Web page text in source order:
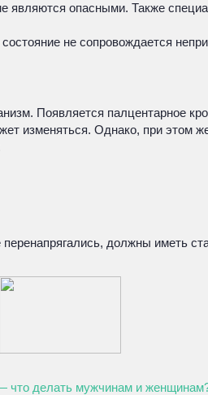
являются опасными. Также
не сопровождается
Появляется палцентарное
изменяться. Однако, при этом
должны иметь
что делать мужчинам и